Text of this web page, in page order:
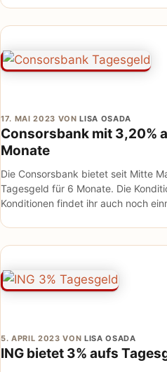
Consorsbank mit 3,20%
Monate
17. MAI 2023 VONLISA OSADA
Die Consorsbank bietet seit Mitte
Tagesgeld für 6 Monate. Die
Konditionen findet ihr auch noch
Consorsbank*.
ING bietet 3% aufs
5. APRIL 2023 VON LISA OSADA